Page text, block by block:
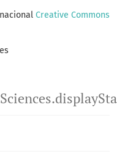
Creative Commons